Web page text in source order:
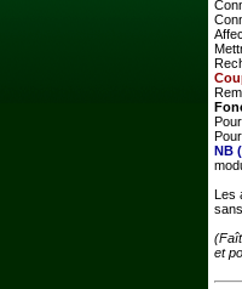
NB
Les
et